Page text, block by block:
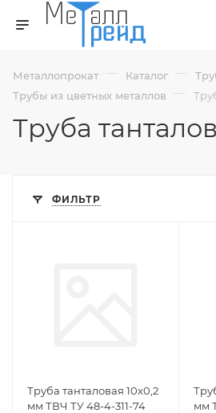
Металлопрокат — Каталог —
Трубы из цветных металлов —
Труба
ФИЛЬТР
Труба танталовая 10х0,2
мм ТВЧ ТУ 48-4-311-74
мм